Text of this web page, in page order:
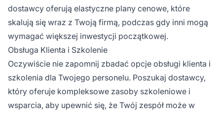
dostawcy oferują elastyczne plany cenowe, które
skalują się wraz z Twoją firmą, podczas gdy inni mogą
wymagać większej inwestycji początkowej.
Obsługa Klienta i Szkolenie
Oczywiście nie zapomnij zbadać opcje obsługi klienta i
szkolenia dla Twojego personelu. Poszukaj dostawcy,
który oferuje kompleksowe zasoby szkoleniowe i
wsparcia, aby upewnić się, że Twój zespół może w